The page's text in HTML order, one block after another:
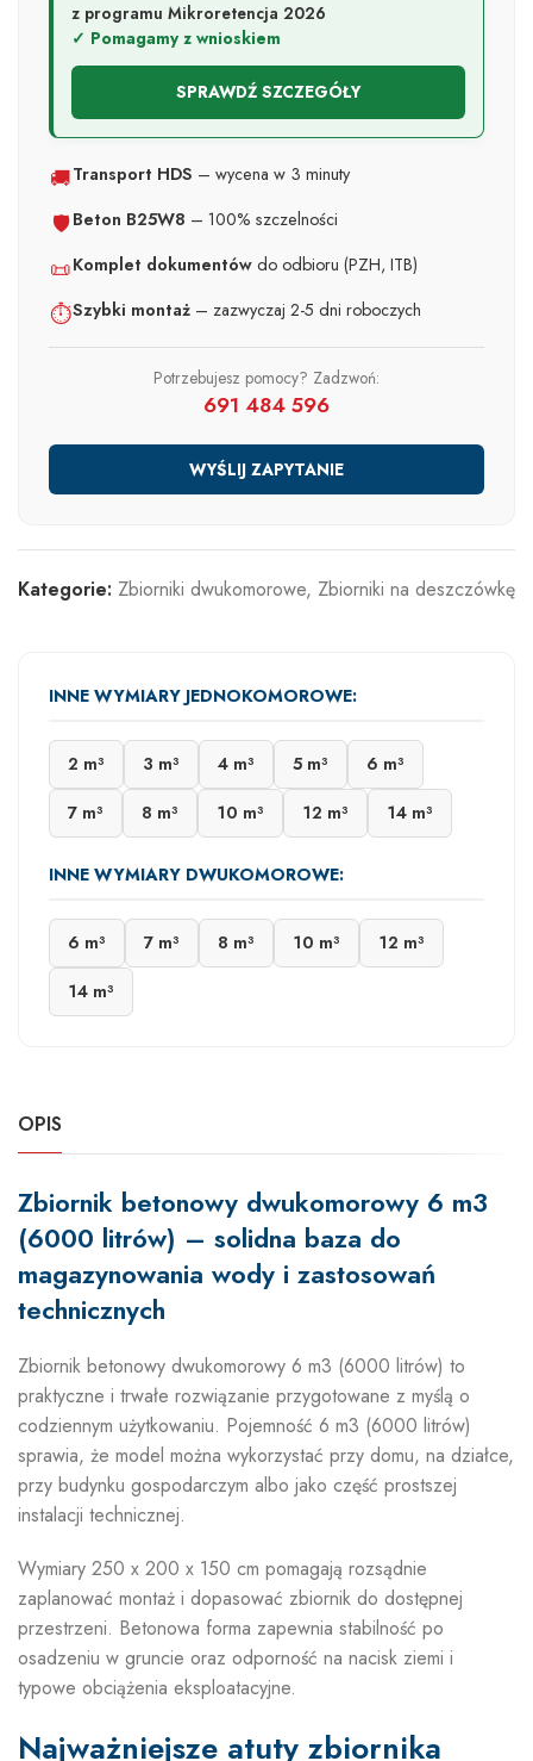
z programu Mikroretencja 2026
✓ Pomagamy z wnioskiem
SPRAWDŹ SZCZEGÓŁY
🚚Transport HDS – wycena w 3 minuty
🛡️Beton B25W8 – 100% szczelności
📜Komplet dokumentów do odbioru (PZH, ITB)
⏱️Szybki montaż – zazwyczaj 2-5 dni roboczych
Potrzebujesz pomocy? Zadzwoń:
691 484 596
WYŚLIJ ZAPYTANIE
Kategorie: Zbiorniki dwukomorowe, Zbiorniki na deszczówkę
INNE WYMIARY JEDNOKOMOROWE:
2 m³ 3 m³ 4 m³ 5 m³ 6 m³
7 m³ 8 m³ 10 m³ 12 m³ 14 m³
INNE WYMIARY DWUKOMOROWE:
6 m³ 7 m³ 8 m³ 10 m³ 12 m³
14 m³
OPIS
Zbiornik betonowy dwukomorowy 6 m3
(6000 litrów) – solidna baza do
magazynowania wody i zastosowań
technicznych
Zbiornik betonowy dwukomorowy 6 m3 (6000 litrów) to
praktyczne i trwałe rozwiązanie przygotowane z myślą o
codziennym użytkowaniu. Pojemność 6 m3 (6000 litrów)
sprawia, że model można wykorzystać przy domu, na działce,
przy budynku gospodarczym albo jako część prostszej
instalacji technicznej.
Wymiary 250 x 200 x 150 cm pomagają rozsądnie
zaplanować montaż i dopasować zbiornik do dostępnej
przestrzeni. Betonowa forma zapewnia stabilność po
osadzeniu w gruncie oraz odporność na nacisk ziemi i
typowe obciążenia eksploatacyjne.
Najważniejsze atuty zbiornika